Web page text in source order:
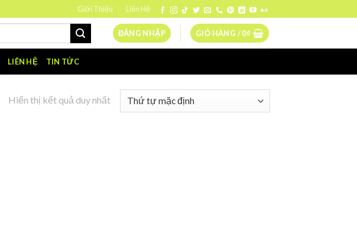
Giới Thiệu Liên Hệ
ĐĂNG NHẬP GIỎ HÀNG /0₫
LIÊN HỆ TIN TỨC
Hiển thị kết quả duy nhất